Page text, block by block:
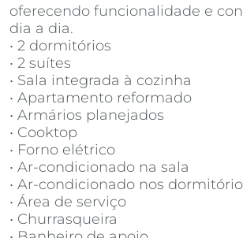
oferecendo funcionalidade e
dia a dia.
• 2 dormitórios
• 2 suítes
• Sala integrada à cozinha
• Apartamento reformado
• Armários planejados
• Cooktop
• Forno elétrico
• Ar-condicionado na sala
• Ar-condicionado nos
• Área de serviço
• Churrasqueira